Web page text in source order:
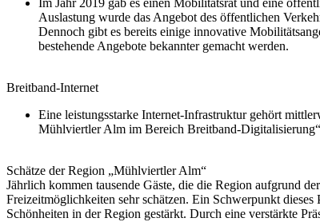
Im Jahr 2019 gab es einen Mobilitätsrat und eine
Auslastung wurde das Angebot des öffentlichen
Dennoch gibt es bereits einige innovative
bestehende Angebote bekannter gemacht werden.
Breitband-Internet
Eine leistungsstarke Internet-Infrastruktur gehört
Mühlviertler Alm im Bereich Breitband-
Schätze der Region „Mühlviertler Alm“
Jährlich kommen tausende Gäste, die die Region aufgrund
Freizeitmöglichkeiten sehr schätzen. Ein Schwerpunkt
Schönheiten in der Region gestärkt. Durch eine verstärkte